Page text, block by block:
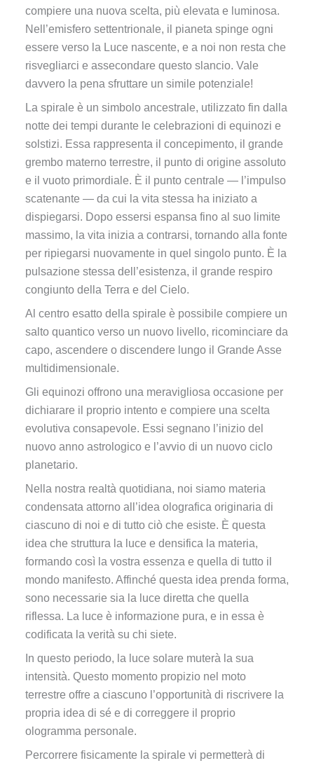
compiere una nuova scelta, più elevata e luminosa.
Nell’emisfero settentrionale, il pianeta spinge ogni
essere verso la Luce nascente, e a noi non resta che
risvegliarci e assecondare questo slancio. Vale
davvero la pena sfruttare un simile potenziale!
La spirale è un simbolo ancestrale, utilizzato fin dalla
notte dei tempi durante le celebrazioni di equinozi e
solstizi. Essa rappresenta il concepimento, il grande
grembo materno terrestre, il punto di origine assoluto
e il vuoto primordiale. È il punto centrale — l’impulso
scatenante — da cui la vita stessa ha iniziato a
dispiegarsi. Dopo essersi espansa fino al suo limite
massimo, la vita inizia a contrarsi, tornando alla fonte
per ripiegarsi nuovamente in quel singolo punto. È la
pulsazione stessa dell’esistenza, il grande respiro
congiunto della Terra e del Cielo.
Al centro esatto della spirale è possibile compiere un
salto quantico verso un nuovo livello, ricominciare da
capo, ascendere o discendere lungo il Grande Asse
multidimensionale.
Gli equinozi offrono una meravigliosa occasione per
dichiarare il proprio intento e compiere una scelta
evolutiva consapevole. Essi segnano l’inizio del
nuovo anno astrologico e l’avvio di un nuovo ciclo
planetario.
Nella nostra realtà quotidiana, noi siamo materia
condensata attorno all’idea olografica originaria di
ciascuno di noi e di tutto ciò che esiste. È questa
idea che struttura la luce e densifica la materia,
formando così la vostra essenza e quella di tutto il
mondo manifesto. Affinché questa idea prenda forma,
sono necessarie sia la luce diretta che quella
riflessa. La luce è informazione pura, e in essa è
codificata la verità su chi siete.
In questo periodo, la luce solare muterà la sua
intensità. Questo momento propizio nel moto
terrestre offre a ciascuno l’opportunità di riscrivere la
propria idea di sé e di correggere il proprio
ologramma personale.
Percorrere fisicamente la spirale vi permetterà di